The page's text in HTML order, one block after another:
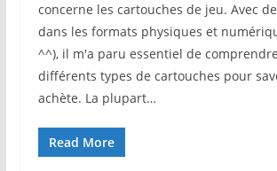
concerne les cartouches de jeu. Avec
dans les formats physiques et
^^), il m'a paru essentiel de
différents types de cartouches pour
achète. La plupart…
Read More